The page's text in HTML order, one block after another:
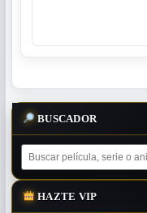
BUSCADOR
HAZTE VIP